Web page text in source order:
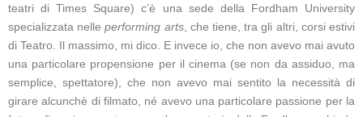
teatri di Times Square) c’è una sede della Fordham University
specializzata nelleperforming arts, che tiene, tra gli altri, corsi estivi
di Teatro. Il massimo, mi dico. E invece io, che non avevo mai avuto
una particolare propensione per il cinema (se non da assiduo, ma
semplice, spettatore), che non avevo mai sentito la necessità di
girare alcunchè di filmato, né avevo una particolare passione per la